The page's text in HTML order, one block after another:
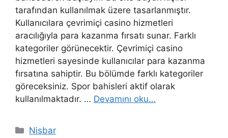
tarafından kullanılmak üzere tasarlanmıştır.
Kullanıcılara çevrimiçi casino hizmetleri
aracılığıyla para kazanma fırsatı sunar. Farklı
kategoriler görünecektir. Çevrimiçi casino
hizmetleri sayesinde kullanıcılar para kazanma
fırsatına sahiptir. Bu bölümde farklı kategoriler
göreceksiniz. Spor bahisleri aktif olarak
kullanılmaktadır. … Devamını oku…
Kategoriler
Nisbar